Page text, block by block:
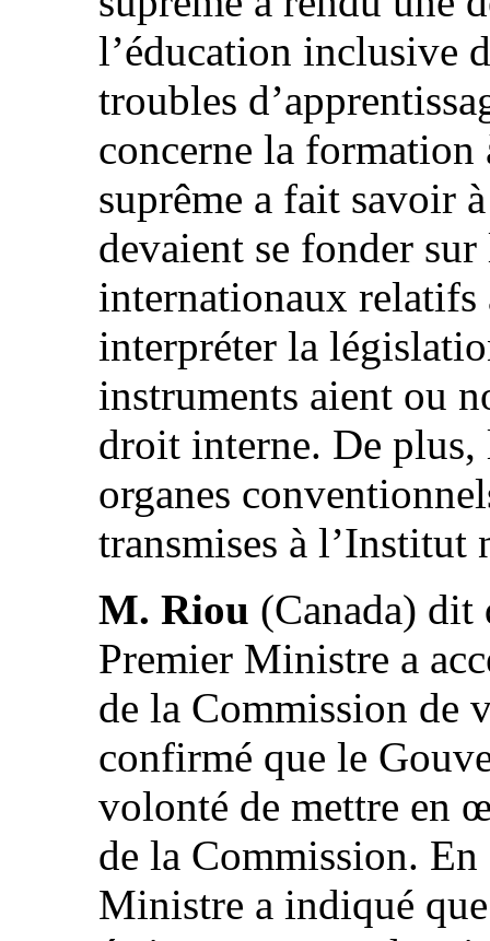
l’éducation inclusive
troubles
concerne la
suprême a fait savoir
devaient se fonder
internationaux relatifs
interpréter la
instruments aient ou
droit interne. De plus,
organes
transmises à l’Institut
M. Riou (Canada) dit
Premier Ministre a
de la Commission de
confirmé que le
volonté de mettre en
de la Commission.
Ministre a indiqué